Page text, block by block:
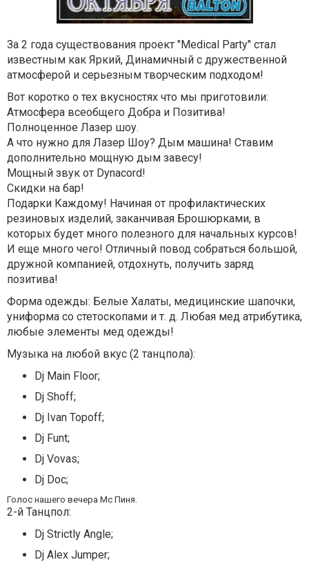
За 2 года существования проект "Medical Party" стал
известным как Яркий, Динамичный с дружественной
атмосферой и серьезным творческим подходом!
Вот коротко о тех вкусностях что мы приготовили:
Атмосфера всеобщего Добра и Позитива!
Полноценное Лазер шоу.
А что нужно для Лазер Шоу? Дым машина! Ставим
дополнительно мощную дым завесу!
Мощный звук от Dynacord!
Скидки на бар!
Подарки Каждому! Начиная от профилактических
резиновых изделий, заканчивая Брошюрками, в
которых будет много полезного для начальных курсов!
И еще много чего! Отличный повод собраться большой,
дружной компанией, отдохнуть, получить заряд
позитива!
Форма одежды: Белые Халаты, медицинские шапочки,
униформа со стетоскопами и т. д. Любая мед атрибутика,
любые элементы мед одежды!
Музыка на любой вкус (2 танцпола):
Dj Main Floor;
Dj Shoff;
Dj Ivan Topoff;
Dj Funt;
Dj Vovas;
Dj Doc;
Голос нашего вечера Mс Пиня.
2-й Танцпол:
Dj Strictly Angle;
Dj Alex Jumper;